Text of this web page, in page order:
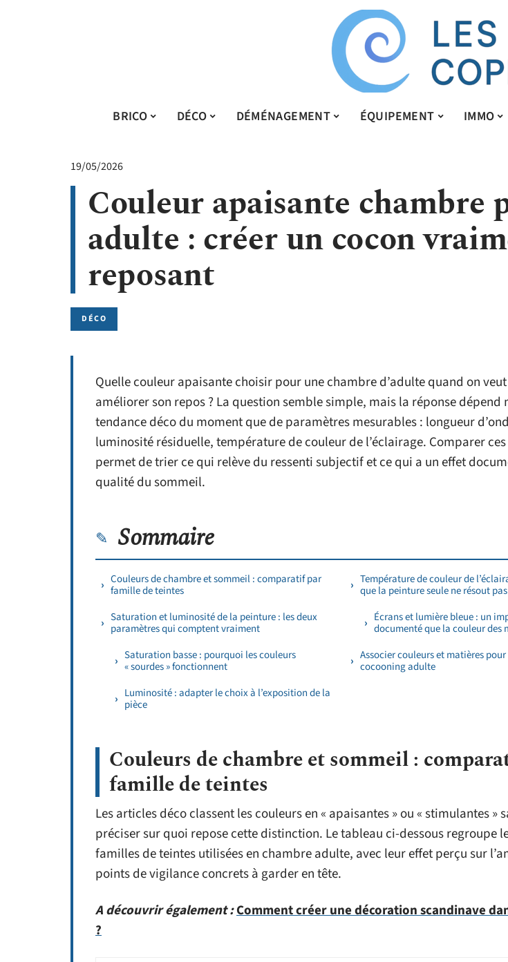
BRICO DÉCO DÉMÉNAGEMENT ÉQUIPEMENT IMMO
19/05/2026
Couleur apaisante chambre
adulte : créer un cocon
reposant
DÉCO
Quelle couleur apaisante choisir pour une chambre d’adulte quand on
améliorer son repos ? La question semble simple, mais la réponse dépend
tendance déco du moment que de paramètres mesurables : longueur
luminosité résiduelle, température de couleur de l’éclairage. Comparer
permet de trier ce qui relève du ressenti subjectif et ce qui a un effet
qualité du sommeil.
Sommaire
Couleurs de chambre et sommeil : comparatif par
famille de teintes
Saturation et luminosité de la peinture : les deux
paramètres qui comptent vraiment
Saturation basse : pourquoi les couleurs
« sourdes » fonctionnent
Luminosité : adapter le choix à l’exposition de la
pièce
Température de couleur de
que la peinture seule ne résout pas
Écrans et lumière bleue : un
documenté que la couleur des
Associer couleurs et matières
cocooning adulte
Couleurs de chambre et sommeil :
famille de teintes
Les articles déco classent les couleurs en « apaisantes » ou « stimulantes »
préciser sur quoi repose cette distinction. Le tableau ci-dessous regroupe
familles de teintes utilisées en chambre adulte, avec leur effet perçu sur
points de vigilance concrets à garder en tête.
A découvrir également :Comment créer une décoration scandinave
?